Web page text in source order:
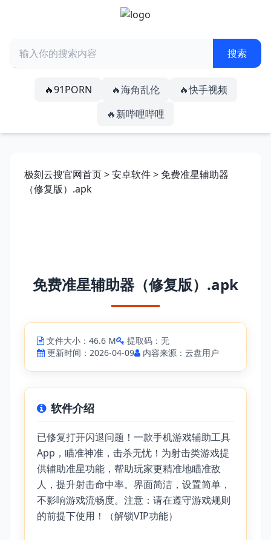
🔥91PORN 🔥海角乱伦
🔥快手视频
🔥新哔哩哔哩
极刻云搜官网首页>安卓软件> 免费准星辅助器
（修复版）.apk
免费准星辅助器（修复版）.apk
文件大小：46.6 M
提取码：无
更新时间：2026-04-09
内容来源：云盘用户
软件介绍
已修复打开闪退问题！一款手机游戏辅助工具
App，瞄准神准，击杀无忧！为射击类游戏提
供辅助准星功能，帮助玩家更精准地瞄准敌
人，提升射击命中率。界面简洁，设置简单，
不影响游戏流畅度。注意：请在遵守游戏规则
的前提下使用！（解锁VIP功能）